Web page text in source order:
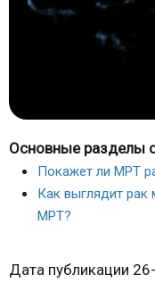
Основные разделы
Покажет ли МРТ
Как выглядит рак
МРТ?
Дата публикации